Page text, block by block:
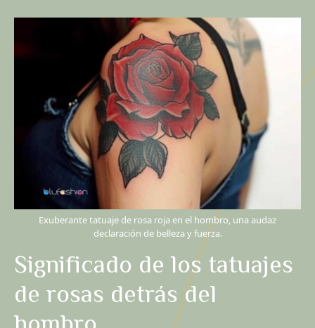
Exuberante tatuaje de rosa roja en el hombro, una audaz
declaración de belleza y fuerza.
Significado de los tatuajes
de rosas detrás del